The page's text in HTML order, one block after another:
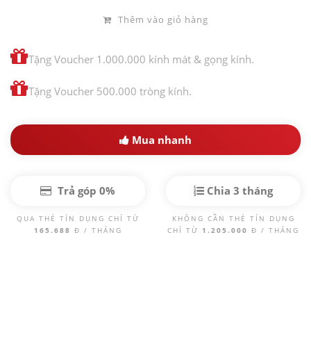
Thêm vào giỏ hàng
Tặng Voucher 1.000.000 kính mát & gọng kính.
Tặng Voucher 500.000 tròng kính.
Mua nhanh
Trả góp 0%
QUA THẺ TÍN DỤNG CHỈ TỪ
165.688 Đ / THÁNG
Chia 3 tháng
KHÔNG CẦN THẺ TÍN DỤNG
CHỈ TỪ 1.205.000 Đ / THÁNG